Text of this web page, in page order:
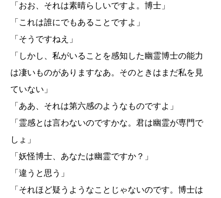
「おお、それは素晴らしいですよ。博士」
「これは誰にでもあることですよ」
「そうですねえ」
「しかし、私がいることを感知した幽霊博士の能力
は凄いものがありますなあ。そのときはまだ私を見
ていない」
「ああ、それは第六感のようなものですよ」
「霊感とは言わないのですかな。君は幽霊が専門で
しょ」
「妖怪博士、あなたは幽霊ですか？」
「違うと思う」
「それほど疑うようなことじゃないのです。博士は